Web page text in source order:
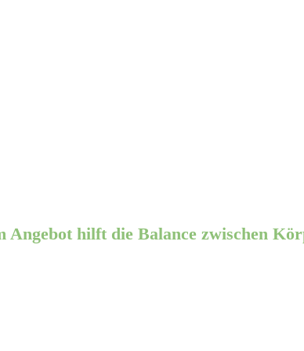
Angebot hilft die Balance zwischen